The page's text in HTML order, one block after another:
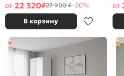
от 22 320₽27 900 ₽-20%
В корзину
от